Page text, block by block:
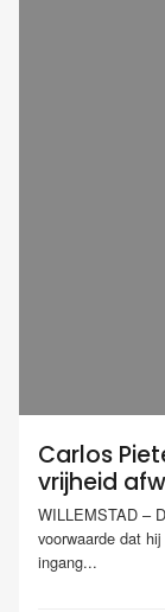
Carlos
vrijheid
WILLEMSTAD –
voorwaarde dat
ingang...